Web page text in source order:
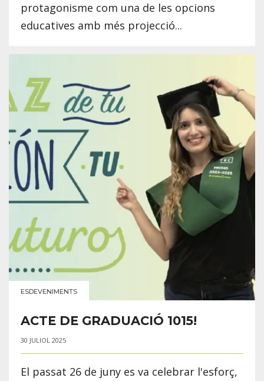
protagonisme com una de les opcions
educatives amb més projecció...
ESDEVENIMENTS
ACTE DE GRADUACIÓ 1015!
30 JULIOL 2025
El passat 26 de juny es va celebrar l'esforç,